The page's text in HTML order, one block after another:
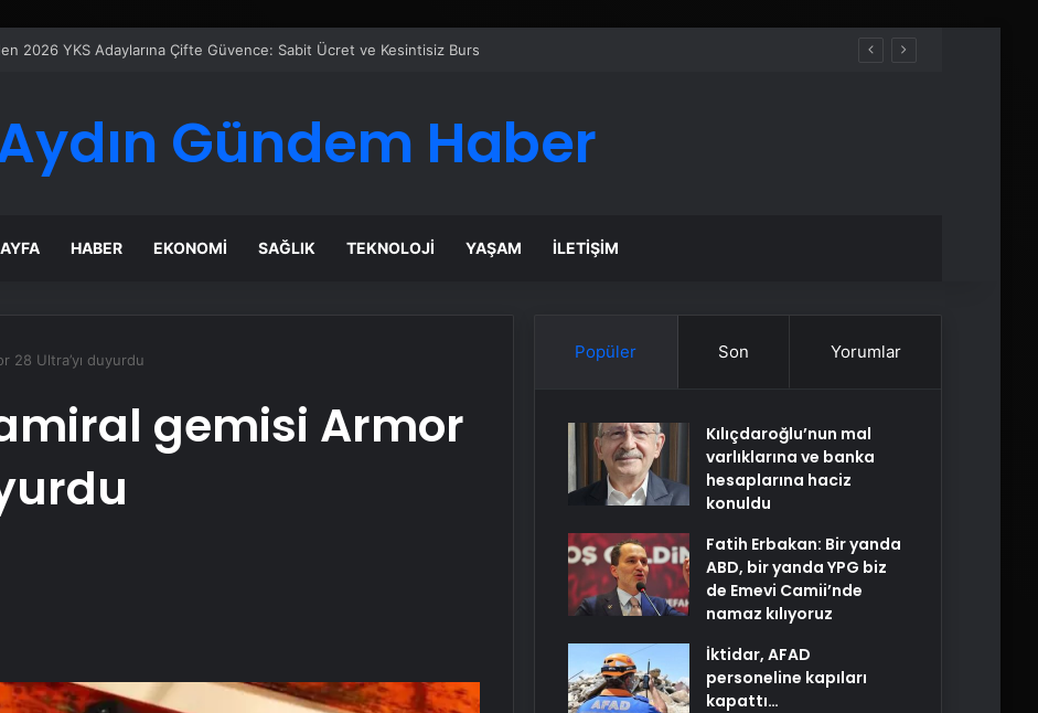
Gündem Haber
HABER EKONOMI SAĞLIK TEKNOLOJI YAŞAM İLETIŞIM
28 Ultra’yı duyurdu
gemisi Armor
Popüler Son Yorumlar
Kılıçdaroğlu’nun mal
varlıklarına ve banka
hesaplarına haciz
konuldu
Fatih Erbakan: Bir yanda
ABD, bir yanda YPG biz
de Emevi Camii’nde
namaz kılıyoruz
İktidar, AFAD
personeline kapıları
kapattı…